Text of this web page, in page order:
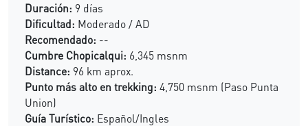
Duración: 9 días
Dificultad: Moderado / AD
Recomendado: --
Cumbre Chopicalqui: 6,345 msnm
Distance: 96 km aprox.
Punto más alto en trekking: 4,750 msnm (Paso Punta
Union)
Guía Turístico: Español/Ingles